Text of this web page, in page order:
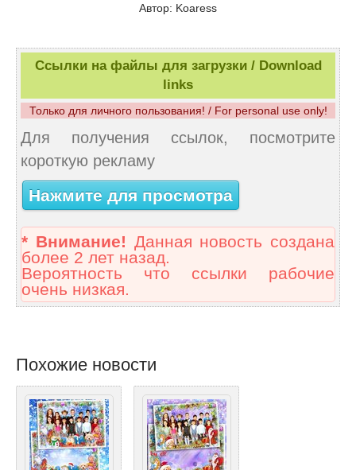
Автор: Koaress
Ссылки на файлы для загрузки / Download
links
Только для личного пользования! / For personal use only!
Для получения ссылок, посмотрите
короткую рекламу
Нажмите для просмотра
* Внимание! Данная новость создана
более 2 лет назад.
Вероятность что ссылки рабочие
очень низкая.
Похожие новости